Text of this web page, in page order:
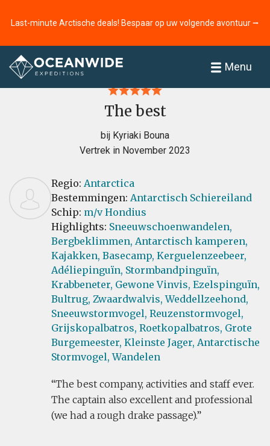
Last-minute Arctische deals! Bespaar op uw volgende avontuur ⭢
Menu
Home
The best
bij Kyriaki Bouna
Vertrek in November 2023
Regio: Antarctica
Bestemmingen: Antarctisch Schiereiland
Schip: m/v Hondius
Highlights: Sneeuwschoenwandelen,
Bergbeklimmen, Antarctisch kamperen,
Kajakken, Basecamp, Kerguelenzeebeer,
Adéliepinguïn, Stormbandpinguïn,
Krabbeneter, Gewone Vinvis, Ezelspinguïn,
Bultrug, Zwaardwalvis, Weddellzeehond,
Sneeuwstormvogel, Reuzenstormvogel,
Grijskopalbatros, Roetkopalbatros, Grote
Burgemeester, Kleinste Jager, Antarctische
Stormvogel, Wandelen
The best company, activities and staff ever.
The captain also excellent and professional
(we had a rough drake passage).